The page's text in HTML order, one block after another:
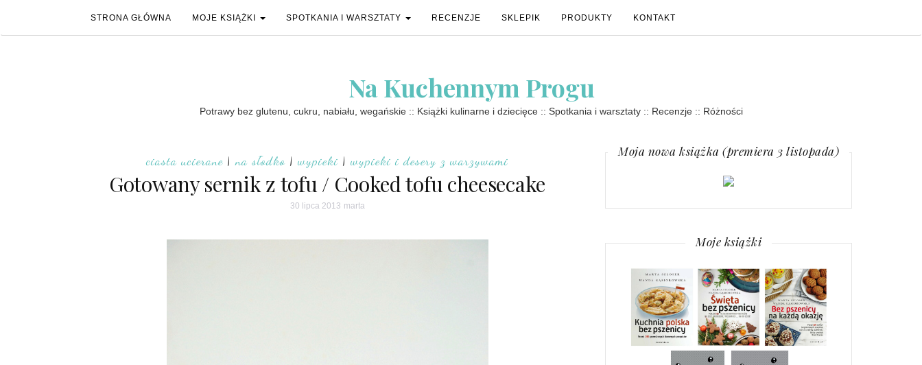
STRONA GŁÓWNA MOJE KSIĄŻKI SPOTKANIA I WARSZTATY RECENZJE SKLEPIK PRODUKTY KONTAKT
Na Kuchennym Progu
Potrawy bez glutenu, cukru, nabiału, wegańskie :: Książki kulinarne i dziecięce :: Spotkania i warsztaty :: Recenzje :: Różności
ciasta ucierane | na słodko | wypieki | wypieki i desery z warzywami
Gotowany sernik z tofu / Cooked tofu cheesecake
30 lipca 2013 marta
Moja nowa książka (premiera 3 listopada)
Moje książki